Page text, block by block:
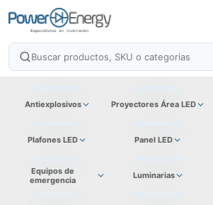
Antiexplosivos Proyectores Área LED
Plafones LED Panel LED
Equipos de
emergencia
Luminarias